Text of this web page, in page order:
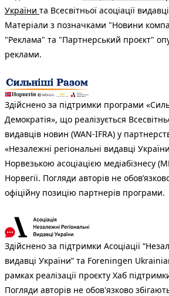
України та Всесвітньої асоціації
Матеріали з позначками "Новини
"Реклама" та "Партнерський проєкт"
реклами.
Здійснено за підтримки програми
Демократія», що реалізується
видавців новин (WAN-IFRA) у
«Незалежні регіональні видавці
Норвезькою асоціацією медіабізнесу
Норвегії. Погляди авторів не
офіційну позицію партнерів програми.
Здійснено за підтримки Асоціації
видавці України” та Foreningen
рамках реалізації проєкту Хаб
Погляди авторів не обов'язково